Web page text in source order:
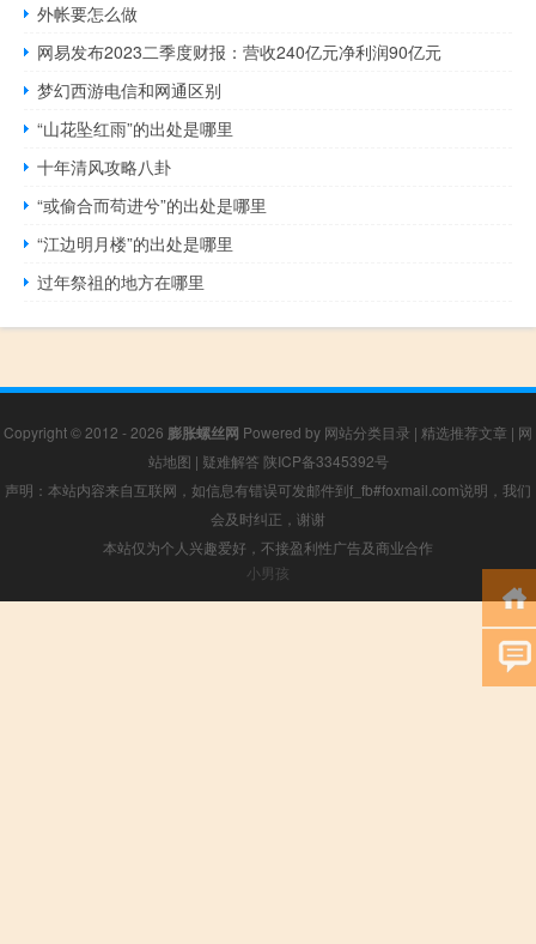
外帐要怎么做
网易发布2023二季度财报：营收240亿元净利润90亿元
梦幻西游电信和网通区别
“山花坠红雨”的出处是哪里
十年清风攻略八卦
“或偷合而苟进兮”的出处是哪里
“江边明月楼”的出处是哪里
过年祭祖的地方在哪里
Copyright © 2012 - 2026 膨胀螺丝网 Powered by 网站分类目录 | 精选推荐文章 | 网
站地图 | 疑难解答 陕ICP备3345392号
声明：本站内容来自互联网，如信息有错误可发邮件到f_fb#foxmail.com说明，我们
会及时纠正，谢谢
本站仅为个人兴趣爱好，不接盈利性广告及商业合作
小男孩